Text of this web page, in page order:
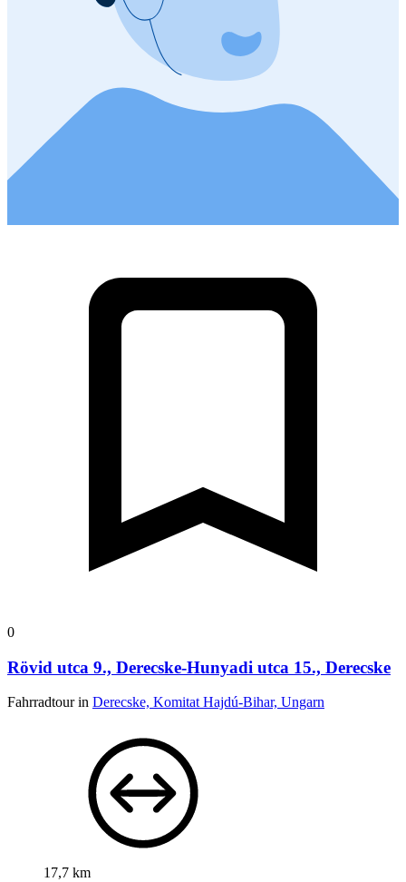
0
Rövid utca 9., Derecske-Hunyadi utca 15., Derecske
Fahrradtour in Derecske, Komitat Hajdú-Bihar, Ungarn
17,7 km